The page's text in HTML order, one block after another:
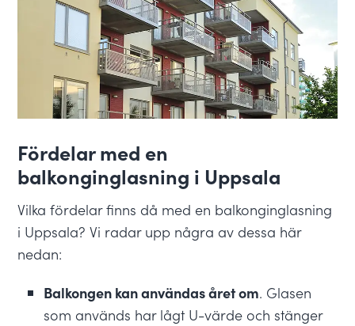
Fördelar med en
balkonginglasning i Uppsala
Vilka fördelar finns då med en balkonginglasning
i Uppsala? Vi radar upp några av dessa här
nedan:
Balkongen kan användas året om. Glasen
som används har lågt U-värde och stänger